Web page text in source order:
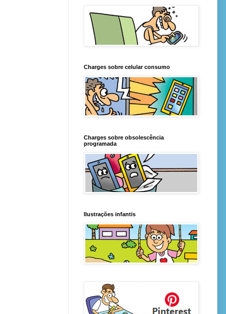
Charges sobre celular consumo
Charges sobre obsolescência
programada
Ilustrações infantis